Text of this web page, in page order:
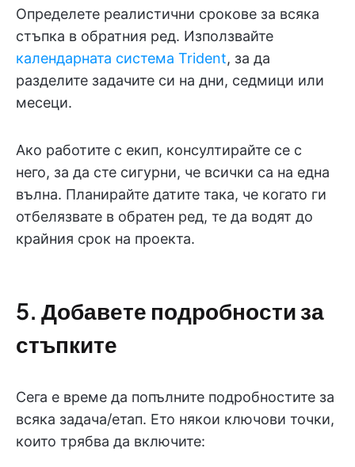
Определете реалистични срокове за всяка
стъпка в обратния ред. Използвайте
календарната система Trident, за да
разделите задачите си на дни, седмици или
месеци.
Ако работите с екип, консултирайте се с
него, за да сте сигурни, че всички са на една
вълна. Планирайте датите така, че когато ги
отбелязвате в обратен ред, те да водят до
крайния срок на проекта.
5. Добавете подробности за
стъпките
Сега е време да попълните подробностите за
всяка задача/етап. Ето някои ключови точки,
които трябва да включите: